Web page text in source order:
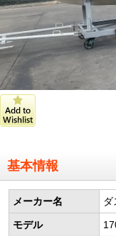
基本情報
メーカー名
モデル